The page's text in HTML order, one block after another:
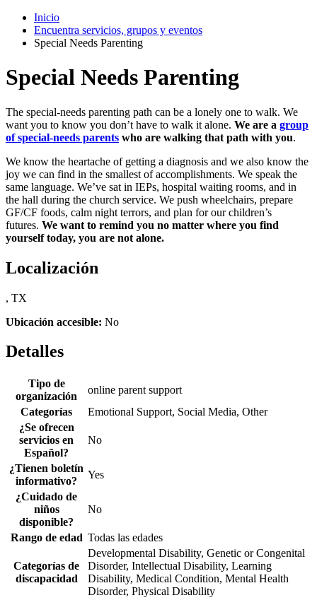
Inicio
Encuentra servicios, grupos y eventos
Special Needs Parenting
Special Needs Parenting
The special-needs parenting path can be a lonely one to walk. We
want you to know you don’t have to walk it alone. We are a group
of special-needs parents who are walking that path with you.
We know the heartache of getting a diagnosis and we also know the
joy we can find in the smallest of accomplishments. We speak the
same language. We’ve sat in IEPs, hospital waiting rooms, and in
the hall during the church service. We push wheelchairs, prepare
GF/CF foods, calm night terrors, and plan for our children’s
futures. We want to remind you no matter where you find
yourself today, you are not alone.
Localización
, TX
Ubicación accesible: No
Detalles
Tipo de
organización
online parent support
Categorías
Emotional Support, Social Media, Other
¿Se ofrecen
servicios en
Español?
No
¿Tienen boletín
informativo?
Yes
¿Cuidado de
niños
disponible?
No
Rango de edad Todas las edades
Categorías de
discapacidad
Developmental Disability, Genetic or Congenital
Disorder, Intellectual Disability, Learning
Disability, Medical Condition, Mental Health
Disorder, Physical Disability